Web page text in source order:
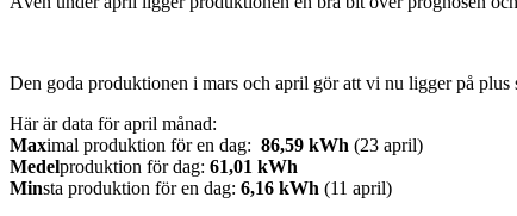
Den goda produktionen i mars och april gör att vi nu ligger på
Här är data för april månad:
Maximal produktion för en dag: 86,59 kWh (23 april)
Medelproduktion för dag: 61,01 kWh
Minsta produktion för en dag: 6,16 kWh (11 april)